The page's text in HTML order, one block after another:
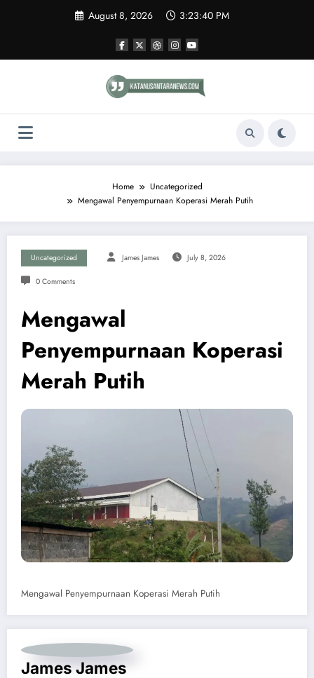
August 8, 2026 3:23:41 PM
Home
Uncategorized
Mengawal Penyempurnaan Koperasi Merah Putih
Uncategorized James James July 8, 2026
0 Comments
Mengawal
Penyempurnaan Koperasi
Merah Putih
Mengawal Penyempurnaan Koperasi Merah Putih
James James